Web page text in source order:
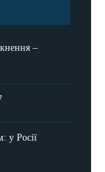
–
у Росії